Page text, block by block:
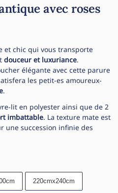
avec roses
et chic qui vous transporte
douceur et luxuriance.
élégante avec cette parure
les petit-es amoureux-
.
lit en polyester ainsi que de 2
imbattable. La texture mate est
une succession infinie des
220cmx240cm